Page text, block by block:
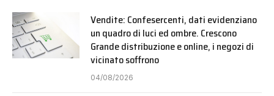
Vendite: Confesercenti, dati evidenziano
un quadro di luci ed ombre. Crescono
Grande distribuzione e online, i negozi di
vicinato soffrono
04/08/2026